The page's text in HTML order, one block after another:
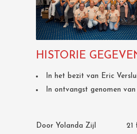
HISTORIE
In het bezit van Eric
In ontvangst genomen van
Door Yolanda Zijl 21